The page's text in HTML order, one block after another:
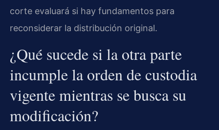
corte evaluará si hay fundamentos para
reconsiderar la distribución original.
¿Qué sucede si la otra parte
incumple la orden de custodia
vigente mientras se busca su
modificación?